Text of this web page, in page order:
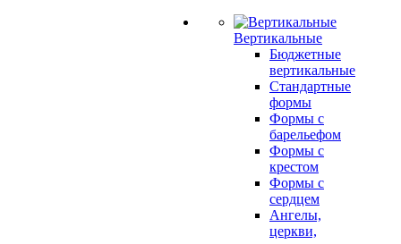
Вертикальные
Бюджетные
вертикальные
Стандартные
формы
Формы с
барельефом
Формы с
крестом
Формы с
сердцем
Ангелы,
церкви,